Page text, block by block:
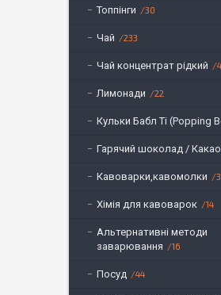
Топпінги 30
Чай 233
Чай концентрат рідкий
Лимонади 22
Кульки Бабл Ті (Popping
Гарячий шоколад / Какао
Кавоварки,кавомолки
Хімія для кавоварок 14
Альтернативні методи
заварювання
16
Посуд 44